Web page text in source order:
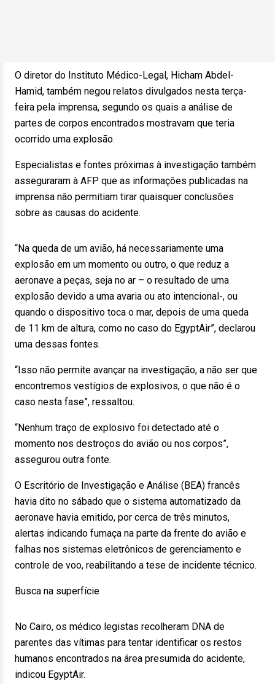
O diretor do Instituto Médico-Legal, Hicham Abdel-
Hamid, também negou relatos divulgados nesta terça-
feira pela imprensa, segundo os quais a análise de
partes de corpos encontrados mostravam que teria
ocorrido uma explosão.
Especialistas e fontes próximas à investigação também
asseguraram à AFP que as informações publicadas na
imprensa não permitiam tirar quaisquer conclusões
sobre as causas do acidente.
“Na queda de um avião, há necessariamente uma
explosão em um momento ou outro, o que reduz a
aeronave a peças, seja no ar – o resultado de uma
explosão devido a uma avaria ou ato intencional-, ou
quando o dispositivo toca o mar, depois de uma queda
de 11 km de altura, como no caso do EgyptAir”, declarou
uma dessas fontes.
“Isso não permite avançar na investigação, a não ser que
encontremos vestígios de explosivos, o que não é o
caso nesta fase”, ressaltou.
“Nenhum traço de explosivo foi detectado até o
momento nos destroços do avião ou nos corpos”,
assegurou outra fonte.
O Escritório de Investigação e Análise (BEA) francês
havia dito no sábado que o sistema automatizado da
aeronave havia emitido, por cerca de três minutos,
alertas indicando fumaça na parte da frente do avião e
falhas nos sistemas eletrônicos de gerenciamento e
controle de voo, reabilitando a tese de incidente técnico.
Busca na superfície
No Cairo, os médico legistas recolheram DNA de
parentes das vítimas para tentar identificar os restos
humanos encontrados na área presumida do acidente,
indicou EgyptAir.